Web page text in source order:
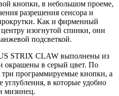
кнопки, в небольшом проеме,
разрешения сенсора и
Как и фирменный
изогнутой спинки, они
подсветкой.
STRIX CLAW выполнены из
окрашены в серый цвет. По
программируемые кнопки, а
углубления, в которые удобно
мизинец.